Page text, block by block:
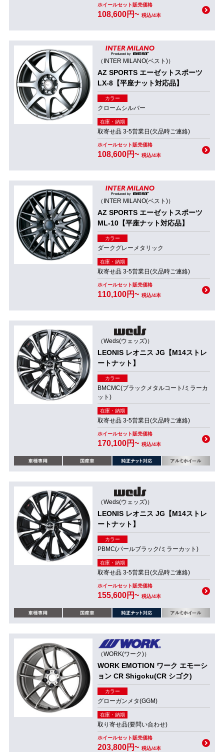
ホイールセット販売価格
108,600円~ 税込/4本
（INTER MILANO(ベスト)）
AZ SPORTS エーゼットスポーツ
LX-8【平座ナット対応品】
カラー
クロームシルバー
在庫・納期
取寄せ品 3-5営業日(欠品時ご連絡)
ホイールセット販売価格
108,600円~ 税込/4本
（INTER MILANO(ベスト)）
AZ SPORTS エーゼットスポーツ
ML-10【平座ナット対応品】
カラー
ダークグレーメタリック
在庫・納期
取寄せ品 3-5営業日(欠品時ご連絡)
ホイールセット販売価格
110,100円~ 税込/4本
（Weds(ウェッズ)）
LEONIS レオニス JG【M14ストレ
ートナット】
カラー
BMCMC(ブラックメタルコート/ミラーカ
ット)
在庫・納期
取寄せ品 3-5営業日(欠品時ご連絡)
ホイールセット販売価格
170,100円~ 税込/4本
（Weds(ウェッズ)）
LEONIS レオニス JG【M14ストレ
ートナット】
カラー
PBMC(パールブラック/ミラーカット)
在庫・納期
取寄せ品 3-5営業日(欠品時ご連絡)
ホイールセット販売価格
155,600円~ 税込/4本
（WORK(ワーク)）
WORK EMOTION ワーク エモーシ
ョン CR Shigoku(CR シゴク)
カラー
グローガンメタ(GGM)
在庫・納期
取り寄せ品(要問い合わせ)
ホイールセット販売価格
203,800円~ 税込/4本